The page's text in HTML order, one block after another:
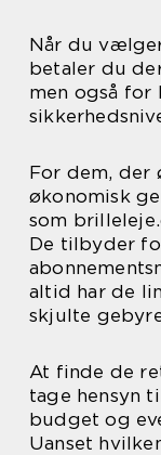
Når du
betaler du
men også for
For dem, der
økonomisk
som
De tilbyder
altid har de
skjulte
At finde de
tage hensyn
budget og
Uanset